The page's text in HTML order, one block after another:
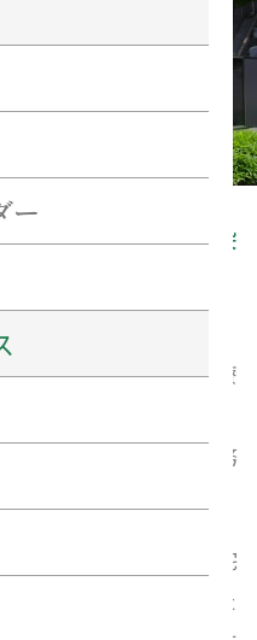
ー
ナウィルス感染
のお知らせ
が、7月25日(月)、医療
同日、新型コロナウィ
該スタッフの最終勤務
スタッフに対する自宅
該スタッフが接触した